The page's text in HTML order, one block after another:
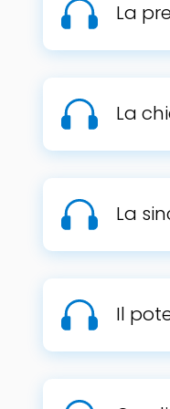
La
La
La
Il